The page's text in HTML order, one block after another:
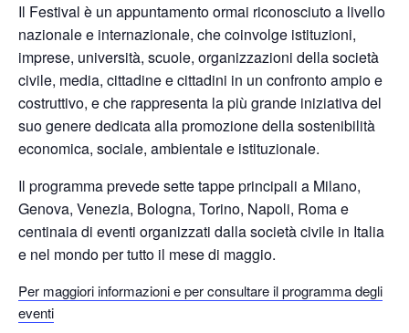
Il Festival è un appuntamento ormai riconosciuto a livello
nazionale e internazionale, che coinvolge istituzioni,
imprese, università, scuole, organizzazioni della società
civile, media, cittadine e cittadini in un confronto ampio e
costruttivo, e che rappresenta la più grande iniziativa del
suo genere dedicata alla promozione della sostenibilità
economica, sociale, ambientale e istituzionale.
Il programma prevede sette tappe principali a Milano,
Genova, Venezia, Bologna, Torino, Napoli, Roma e
centinaia di eventi organizzati dalla società civile in Italia
e nel mondo per tutto il mese di maggio.
Per maggiori informazioni e per consultare il programma degli
eventi